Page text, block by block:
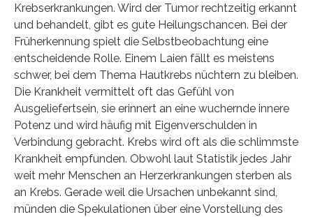
Krebserkrankungen. Wird der Tumor rechtzeitig erkannt
und behandelt, gibt es gute Heilungschancen. Bei der
Früherkennung spielt die Selbstbeobachtung eine
entscheidende Rolle. Einem Laien fällt es meistens
schwer, bei dem Thema Hautkrebs nüchtern zu bleiben.
Die Krankheit vermittelt oft das Gefühl von
Ausgeliefertsein, sie erinnert an eine wuchernde innere
Potenz und wird häufig mit Eigenverschulden in
Verbindung gebracht. Krebs wird oft als die schlimmste
Krankheit empfunden. Obwohl laut Statistik jedes Jahr
weit mehr Menschen an Herzerkrankungen sterben als
an Krebs. Gerade weil die Ursachen unbekannt sind,
münden die Spekulationen über eine Vorstellung des